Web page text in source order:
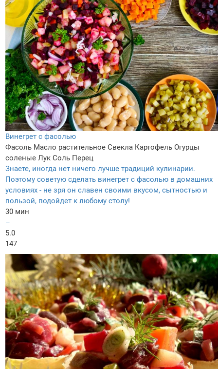
Винегрет с фасолью
Фасоль Масло растительное Свекла Картофель Огурцы
соленые Лук Соль Перец
Знаете, иногда нет ничего лучше традиций кулинарии.
Поэтому советую сделать винегрет с фасолью в домашних
условиях - не зря он славен своими вкусом, сытностью и
пользой, подойдет к любому столу!
30 мин
–
5.0
147